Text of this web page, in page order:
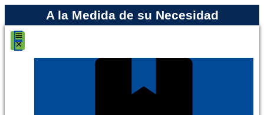
A la Medida de su Necesidad